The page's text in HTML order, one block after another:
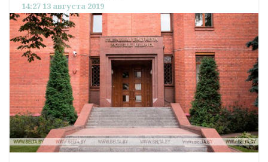
14:27 13 августа 2019